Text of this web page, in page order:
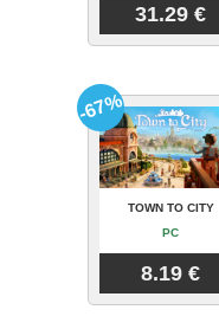
31.29 €
TOWN TO CITY
PC
8.19 €
-67%